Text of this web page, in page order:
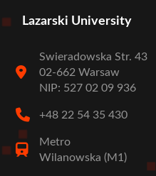
Lazarski University
Swieradowska Str. 43
02-662 Warsaw
NIP: 527 02 09 936
+48 22 54 35 430
Metro
Wilanowska (M1)